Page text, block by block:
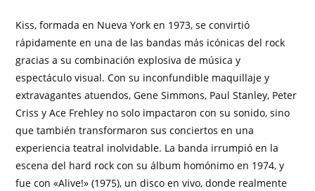
Kiss, formada en Nueva York en 1973, se convirtió
rápidamente en una de las bandas más icónicas del rock
gracias a su combinación explosiva de música y
espectáculo visual. Con su inconfundible maquillaje y
extravagantes atuendos, Gene Simmons, Paul Stanley, Peter
Criss y Ace Frehley no solo impactaron con su sonido, sino
que también transformaron sus conciertos en una
experiencia teatral inolvidable. La banda irrumpió en la
escena del hard rock con su álbum homónimo en 1974, y
fue con «Alive!» (1975), un disco en vivo, donde realmente